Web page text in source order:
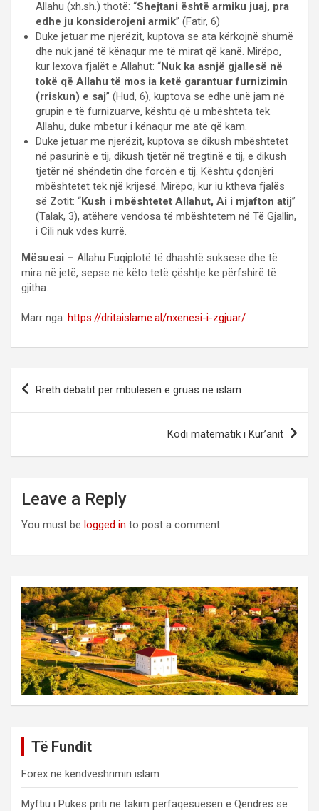
Allahu (xh.sh.) thotë: “Shejtani është armiku juaj, pra
edhe ju konsiderojeni armik” (Fatir, 6)
Duke jetuar me njerëzit, kuptova se ata kërkojnë shumë
dhe nuk janë të kënaqur me të mirat që kanë. Mirëpo,
kur lexova fjalët e Allahut: “Nuk ka asnjë gjallesë në
tokë që Allahu të mos ia ketë garantuar furnizimin
(rriskun) e saj” (Hud, 6), kuptova se edhe unë jam në
grupin e të furnizuarve, kështu që u mbështeta tek
Allahu, duke mbetur i kënaqur me atë që kam.
Duke jetuar me njerëzit, kuptova se dikush mbështetet
në pasurinë e tij, dikush tjetër në tregtinë e tij, e dikush
tjetër në shëndetin dhe forcën e tij. Kështu çdonjëri
mbështetet tek një krijesë. Mirëpo, kur iu ktheva fjalës
së Zotit: “Kush i mbështetet Allahut, Ai i mjafton atij”
(Talak, 3), atëhere vendosa të mbështetem në Të Gjallin,
i Cili nuk vdes kurrë.
Mësuesi – Allahu Fuqiplotë të dhashtë suksese dhe të
mira në jetë, sepse në këto tetë çështje ke përfshirë të
gjitha.
Marr nga: https://dritaislame.al/nxenesi-i-zgjuar/
Post
navigation
Rreth debatit për mbulesen e gruas në islam
Kodi matematik i Kur’anit
Leave a Reply
You must be logged in to post a comment.
Të Fundit
Forex ne kendveshrimin islam
Myftiu i Pukës priti në takim përfaqësuesen e Qendrës së